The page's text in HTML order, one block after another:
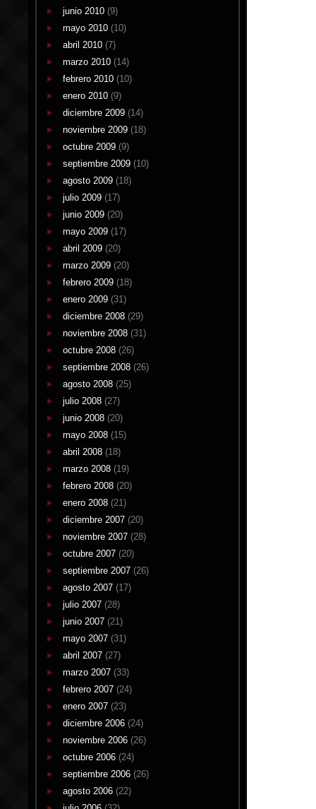
junio 2010 (9)
mayo 2010 (10)
abril 2010 (7)
marzo 2010 (14)
febrero 2010 (10)
enero 2010 (9)
diciembre 2009 (14)
noviembre 2009 (18)
octubre 2009 (9)
septiembre 2009 (10)
agosto 2009 (18)
julio 2009 (17)
junio 2009 (20)
mayo 2009 (17)
abril 2009 (20)
marzo 2009 (20)
febrero 2009 (18)
enero 2009 (31)
diciembre 2008 (29)
noviembre 2008 (31)
octubre 2008 (26)
septiembre 2008 (26)
agosto 2008 (25)
julio 2008 (27)
junio 2008 (20)
mayo 2008 (15)
abril 2008 (18)
marzo 2008 (19)
febrero 2008 (20)
enero 2008 (21)
diciembre 2007 (20)
noviembre 2007 (28)
octubre 2007 (20)
septiembre 2007 (26)
agosto 2007 (17)
julio 2007 (28)
junio 2007 (21)
mayo 2007 (31)
abril 2007 (27)
marzo 2007 (33)
febrero 2007 (24)
enero 2007 (23)
diciembre 2006 (24)
noviembre 2006 (26)
octubre 2006 (24)
septiembre 2006 (26)
agosto 2006 (22)